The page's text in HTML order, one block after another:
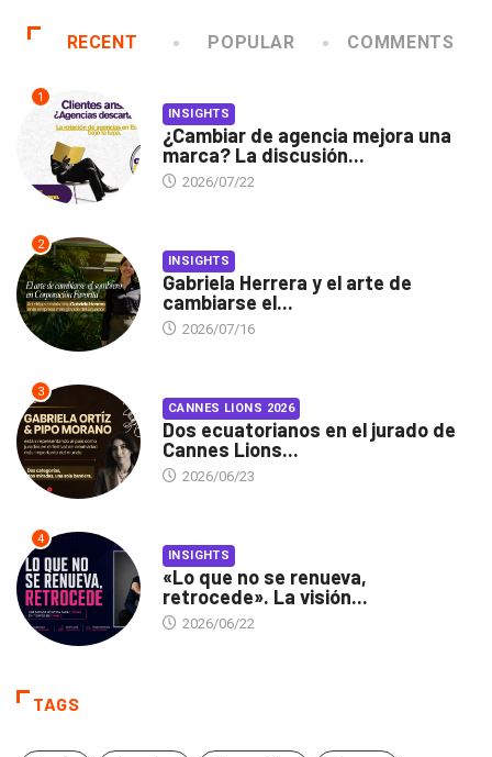
RECENT POPULAR COMMENTS
1
INSIGHTS
¿Cambiar de agencia mejora una
marca? La discusión...
2026/07/22
2
INSIGHTS
Gabriela Herrera y el arte de
cambiarse el...
2026/07/16
3
CANNES LIONS 2026
Dos ecuatorianos en el jurado de
Cannes Lions...
2026/06/23
4
INSIGHTS
«Lo que no se renueva,
retrocede». La visión...
2026/06/22
TAGS